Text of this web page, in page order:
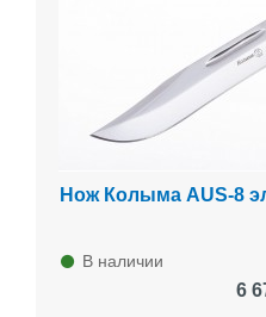
Нож Колыма AUS-8
В наличии
6